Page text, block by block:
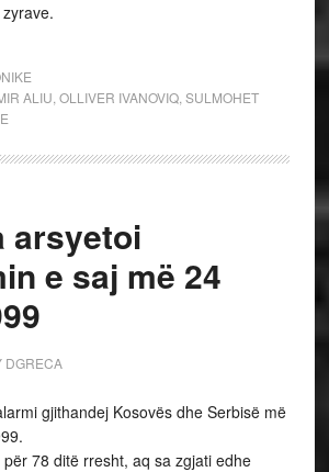
ALIU OLLIVER IVANOVIQ, SULMOHET
arsyetoi
e saj më 24
DGRECA
gjithandej Kosovës dhe Serbisë më
78 ditë rresht, aq sa zgjati edhe